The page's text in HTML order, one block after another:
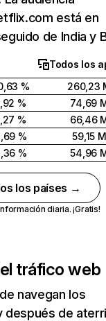
está en
de India y
Todos los
%
260,23
%
74,69
%
66,46
%
59,15 M
% 54,96
los países →
diaria. ¡Gratis!
tráfico web
navegan los
después de